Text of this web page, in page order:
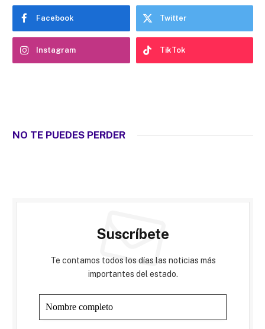
Facebook Twitter
Instagram TikTok
NO TE PUEDES PERDER
Suscríbete
Te contamos todos los días las noticias más
importantes del estado.